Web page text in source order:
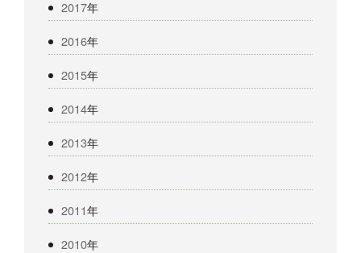
2017年
2016年
2015年
2014年
2013年
2012年
2011年
2010年